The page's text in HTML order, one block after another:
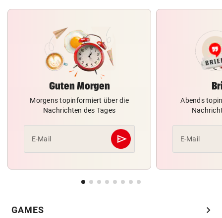
Guten Morgen
Morgens topinformiert über die
Nachrichten des Tages
E-Mail send
Abschicken
Abends
E-Mail
GAMES chevron_right